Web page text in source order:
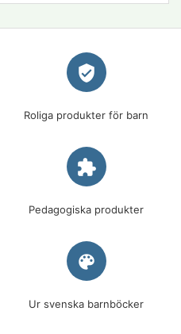
verified_user
Roliga produkter för barn
extension
Pedagogiska produkter
palette
Ur svenska barnböcker